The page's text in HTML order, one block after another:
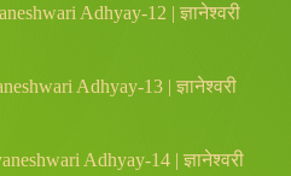
Adhyay-12 | ज्ञानेश्वरी
Adhyay-13 | ज्ञानेश्वरी
Adhyay-14 | ज्ञानेश्वरी